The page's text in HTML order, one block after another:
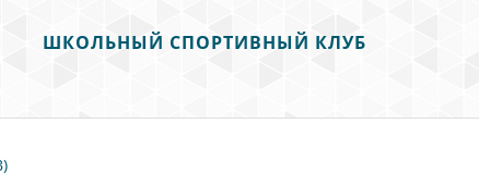
ШКОЛЬНЫЙ СПОРТИВНЫЙ КЛУБ